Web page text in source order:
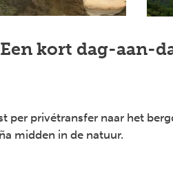
Een kort dag-aan-
per privétransfer naar het
midden in de natuur.